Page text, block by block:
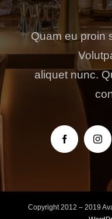
Quam eu proin
aliquet nunc.
Copyright 2012 – 2019